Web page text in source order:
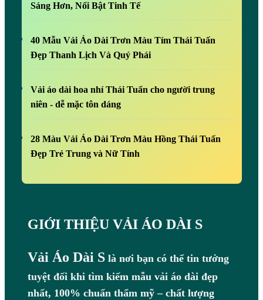
Sáng Hơn, Nổi Bật Tinh Tế
40 Mẫu Vải Áo Dài Trơn Màu Tím Thái Tuấn
Đẹp Thanh Lịch Và Quý Phái
Vải áo dài hoa nhí Thái Tuấn cho người trung
niên - dễ mặc tôn dáng
28 Màu Vải Áo Dài Trơn Màu Hồng Thái Tuấn
Đẹp Trẻ Trung và Nữ Tính
GIỚI THIỆU VẢI ÁO DÀI S
Vải Áo Dài Slà nơi bạn có thể tin tưởng
tuyệt đối khi tìm kiếm mẫu vải áo dài đẹp
nhất, 100% chuẩn thẩm mỹ – chất lượng